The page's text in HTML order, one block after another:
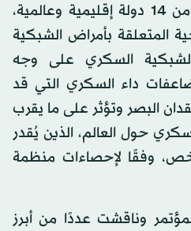
خبيرا في أمراض العيون من 14 دولة إقليمية وعالمية،
المتعلقة بأمراض الشبكية
السكري على وجه
داء السكري التي قد
البصر وتؤثر على ما يقرب
حول العالم، الذين يُقدر
شخص، وفقًا لإحصاءات منظمة
وناقشت عددًا من أبرز